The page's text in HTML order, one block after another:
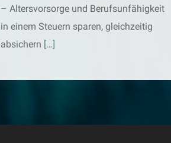
– Altersvorsorge und Berufsunfähigkeit
in einem Steuern sparen, gleichzeitig
absichern […]